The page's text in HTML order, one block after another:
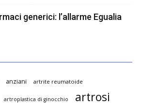
generici: l’allarme Egualia
anziani artrite reumatoide
artroplastica di ginocchio artrosi